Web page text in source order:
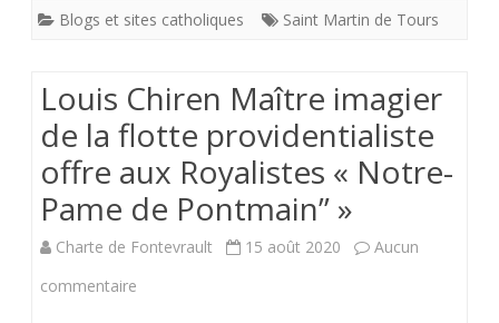
un
Saint
que
Blogs et sites catholiques Saint Martin de Tours
Louis Chiren Maître imagier
de la flotte providentialiste
offre aux Royalistes « Notre-
Pame de Pontmain” »
Charte de Fontevrault 15 août 2020
Aucun
commentaire